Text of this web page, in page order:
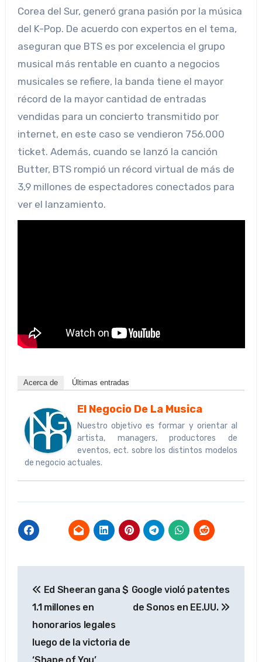
Corea del Sur, generó grana pasión por la música
del K-Pop. De acuerdo con expertos en el tema,
aseguran que BTS es por excelencia el grupo
musical más rentable en cuanto a negocios
musicales se refiere, la banda tiene el mayor
récord de la mayor cantidad de entradas
vendidas para un concierto transmitido por
internet, en este caso se vendieron 756.000
ticket. Además, cuando se lanzó la canción
Butter, BTS rompió un récord virtual de más de
3,9 millones de espectadores conectados para
ver el lanzamiento.
Acerca de Últimas entradas
El Negocio De La Musica
Nuestro objetivo es formar y orientar al
artista, managers, productores de
eventos, ect. sobre los distintos modelos
de negocio actuales.
de
entradas
Ed Sheeran gana $
1.1 millones en
honorarios legales
luego de la victoria de
Google violó patentes
de Sonos en EE.UU.